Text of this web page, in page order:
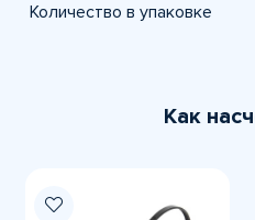
Количество в упаковке
Как